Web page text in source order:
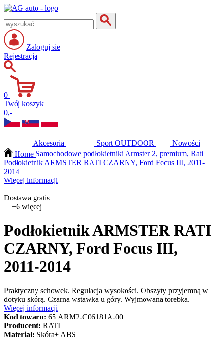
Zaloguj sie
Rejestracja
0
Twój koszyk
0,-
Akcesoria Sport OUTDOOR
Nowości
Home Samochodowe podłokietniki Armster 2, premium, Rati
Podłokietnik ARMSTER RATI CZARNY, Ford Focus III, 2011-
2014
Więcej informacji
Dostawa gratis
+6 więcej
Podłokietnik ARMSTER RATI
CZARNY, Ford Focus III,
2011-2014
Praktyczny schowek. Regulacja wysokości. Obszyty przyjemną w
dotyku skórą. Czarna wstawka u góry. Wyjmowana torebka.
Więcej informacji
Kod towaru: 65.ARM2-C06181A-00
Producent: RATI
Materiał: Skóra+ ABS